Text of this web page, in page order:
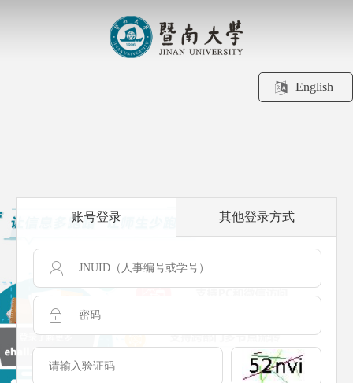
English
账号登录 其他登录方式